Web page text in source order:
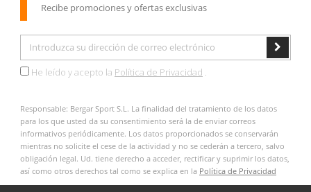
Recibe promociones y ofertas exclusivas
He leído y acepto la Política de Privacidad .
Responsable: Bergar Sport S.L. La finalidad del tratamiento de los datos
para los que usted da su consentimiento será la de enviar correos
informativos periódicamente. Los datos proporcionados se conservarán
mientras no solicite el cese de la actividad y no se cederán a tercero, salvo
obligación legal. Ud. tiene derecho a acceder, rectificar y suprimir los datos,
así como otros derechos tal como se explica en la Política de Privacidad